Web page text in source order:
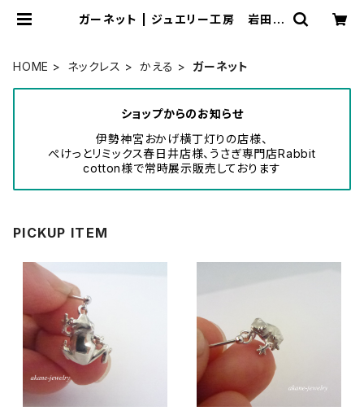
ガーネット | ジュエリー工房 岩田あ
HOME ネックレス かえる ガーネット
ショップからのお知らせ
伊勢神宮おかげ横丁灯りの店様、
ぺけっとリミックス春日井店様、うさぎ専門店Rabbit
cotton様で常時展示販売しております
PICKUP ITEM